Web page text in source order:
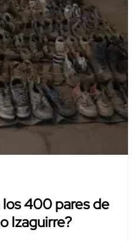
los 400 pares de
Izaguirre?